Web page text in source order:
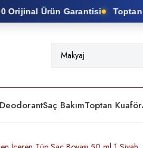
Ürün Garantisi Toptan
Saç BakımToptan Kuaför